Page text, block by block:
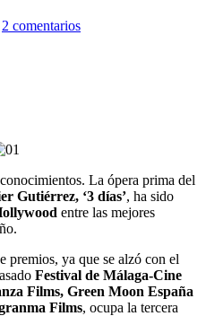
2 comentarios
La ópera prima del
Gutiérrez, ‘3 días’, ha sido
entre las mejores
premios, ya que se alzó con el
Festival de Málaga-Cine
Films, Green Moon España
Films, ocupa la tercera